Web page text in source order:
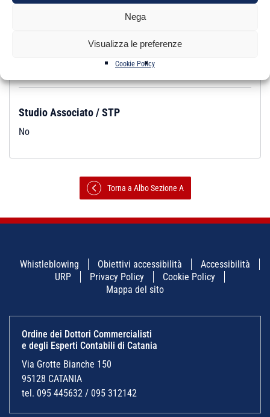
Nega
Visualizza le preferenze
Cookie Policy
VIALE ALCIDE DE GASPERI, 187 95126 CATANIA
Studio Associato / STP
No
Torna a Albo Sezione A
Whistleblowing Obiettivi accessibilità
Accessibilità
URP
Privacy Policy
Cookie Policy
Mappa del sito
Ordine dei Dottori Commercialisti
e degli Esperti Contabili di Catania
Via Grotte Bianche 150
95128 CATANIA
tel. 095 445632 / 095 312142